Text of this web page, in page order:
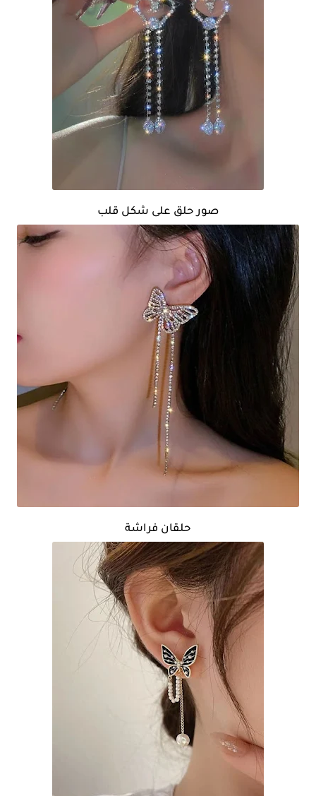
صور حلق على شكل قلب
حلقان فراشة